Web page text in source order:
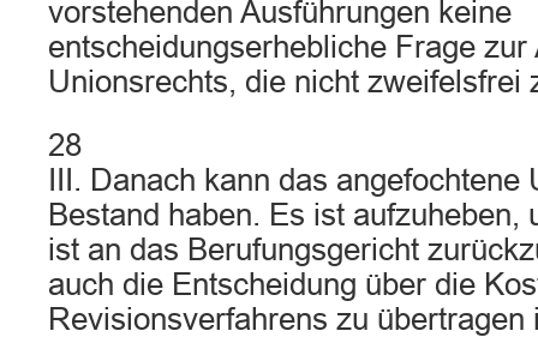
vorstehenden Ausführungen keine
entscheidungserhebliche Frage zur
Unionsrechts, die nicht zweifelsfrei
28
III. Danach kann das angefochtene
Bestand haben. Es ist aufzuheben,
ist an das Berufungsgericht
auch die Entscheidung über die
Revisionsverfahrens zu übertragen